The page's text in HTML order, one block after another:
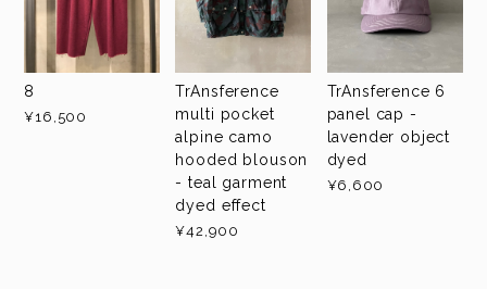
8
¥16,500
TrAnsference
multi pocket
alpine camo
hooded blouson
- teal garment
dyed effect
¥42,900
TrAnsference 6
panel cap -
lavender object
dyed
¥6,600